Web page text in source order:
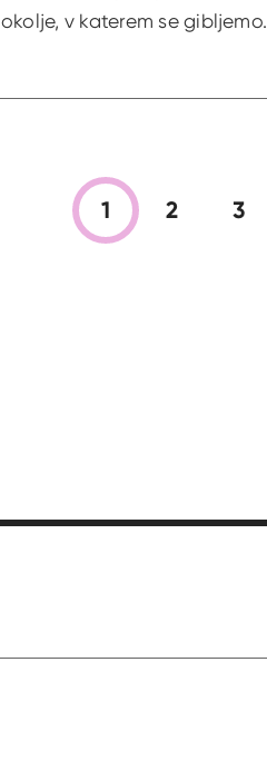
okolje, v katerem se gibljemo.
1 2 3